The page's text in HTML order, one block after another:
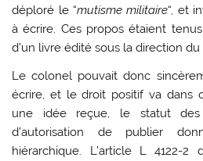
déploré le “mutisme militaire“, et
à écrire. Ces propos étaient
d’un livre édité sous la direction
Le colonel pouvait donc
écrire, et le droit positif va dans
une idée reçue, le statut des
d’autorisation de publier
hiérarchique. L’article L 4122-